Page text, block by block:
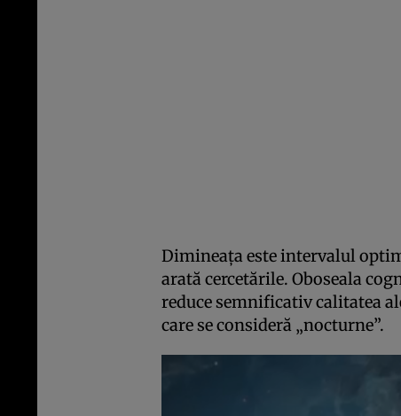
Dimineața este intervalul
arată cercetările. Oboseala
reduce semnificativ calitatea
care se consideră „nocturne”.